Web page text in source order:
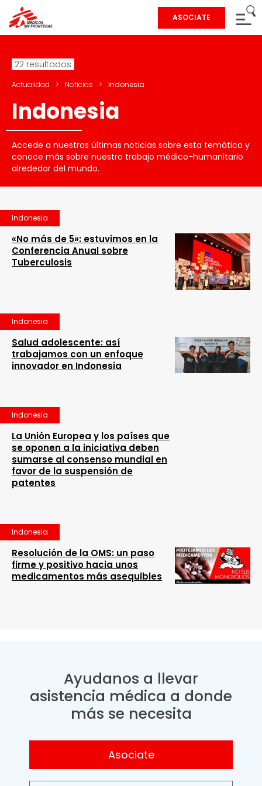
ASOCIATE
22 resultados
Actualidad > Noticias > Indonesia
Indonesia
Accede a nuestras últimas noticias sobre esta temática y
conoce más sobre nuestro trabajo médico-humanitario
alrededor del mundo.
Indonesia
«No más de 5»: estuvimos en la
Conferencia Anual sobre
Tuberculosis
Indonesia
Salud adolescente: así
trabajamos con un enfoque
innovador en Indonesia
Indonesia
La Unión Europea y los países que
se oponen a la iniciativa deben
sumarse al consenso mundial en
favor de la suspensión de
patentes
Indonesia
Resolución de la OMS: un paso
firme y positivo hacia unos
medicamentos más asequibles
Ayudanos a llevar
asistencia médica a donde
más se necesita
Asociate